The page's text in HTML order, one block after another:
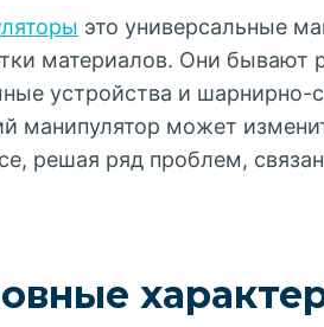
это универсальные
материалов. Они бывают
устройства и
манипулятор может
решая ряд проблем,